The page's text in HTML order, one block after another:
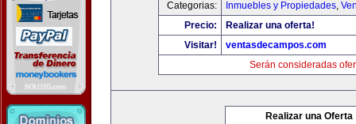
Categorias:
Inmuebles y Propiedades,
Precio:
Realizar una oferta!
Visitar!
ventasdecampos.com
Serán consideradas
Realizar una Oferta